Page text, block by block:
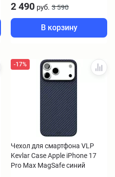
2 490 руб. 3 590
В корзину
-17%
Чехол для смартфона VLP
Kevlar Case Apple iPhone 17
Pro Max MagSafe синий